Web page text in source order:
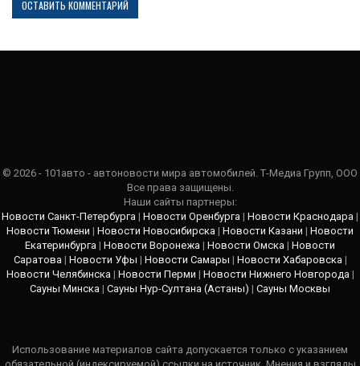
© 2026 - 101авто - автоновости мира автомобилей. Т-Медиа Групп, ООО
Все права защищены.
Наши сайты партнеры:
Новости Санкт-Петербурга | Новости Оренбурга | Новости Краснодара |
Новости Тюмени | Новости Новосибирска | Новости Казани | Новости
Екатеринбурга | Новости Воронежа | Новости Омска | Новости
Саратова | Новости Уфы | Новости Самары | Новости Хабаровска |
Новости Челябинска | Новости Перми | Новости Нижнего Новгорода |
Сауны Минска | Сауны Нур-Султана (Астаны) | Сауны Москвы
Использование материалов сайта допускается только с указанием